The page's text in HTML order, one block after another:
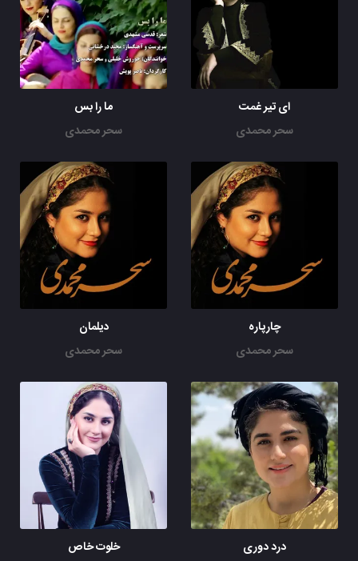
ای تیر غمت
سحر محمدی
ما را بس
سحر محمدی
چارپاره
سحر محمدی
دیلمان
سحر محمدی
درد دوری
خلوت خاص